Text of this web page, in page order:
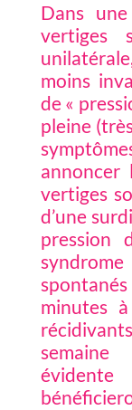
Dans
vertiges
moins
de «
pleine
annoncer
vertiges
d’une
pression
syndrome
minutes
semaine